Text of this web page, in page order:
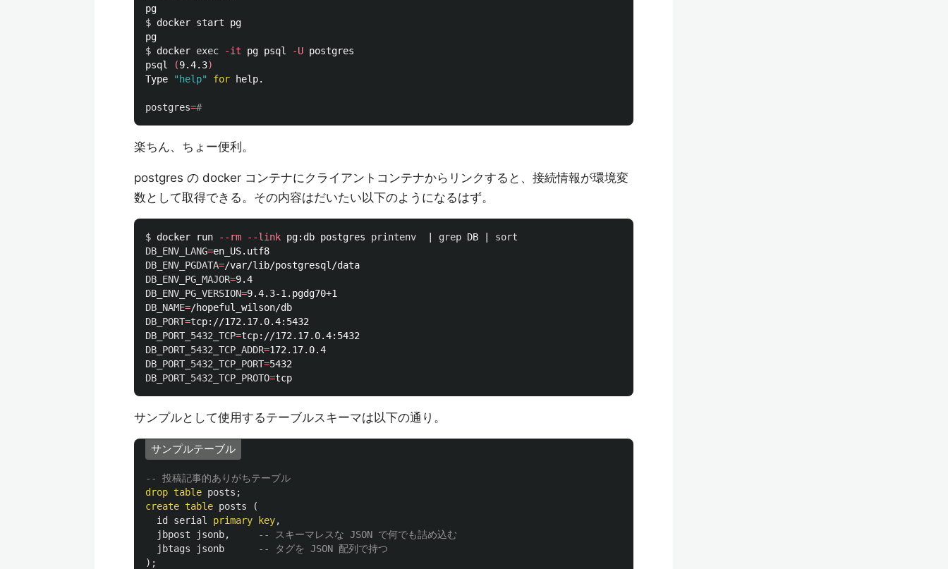
$ docker start pg
$ docker exec -it pg psql -U postgres
psql
(9.4.3)
Type
"help" for help.
postgres=#
楽ちん、ちょー便利。
postgres の docker コンテナにクライアントコンテナからリンクすると、接続情報が環境変
数として取得できる。その内容はだいたい以下のようになるはず。
$ docker run --rm --link pg:db postgres printenv grep DB |
DB_ENV_LANG=
DB_ENV_PGDATA=
DB_ENV_PG_MAJOR=
DB_ENV_PG_VERSION=
DB_NAME=
DB_PORT=
DB_PORT_5432_TCP=
DB_PORT_5432_TCP_ADDR=
DB_PORT_5432_TCP_PORT=
DB_PORT_5432_TCP_PROTO=
サンプルとして使用するテーブルスキーマは以下の通り。
サンプルテーブル
-- 投稿記事的ありがちテーブル
drop table posts ;
create table posts
(
id
serial primary key,
jbpost
jsonb,
-- スキーマレスな JSON で何でも詰め込む
jbtags
jsonb
-- タグを JSON 配列で持つ
);